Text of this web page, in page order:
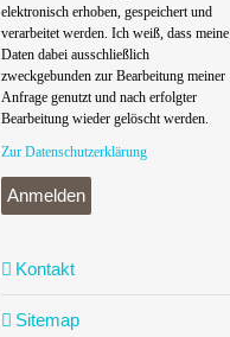
elektronisch erhoben, gespeichert und
verarbeitet werden. Ich weiß, dass meine
Daten dabei ausschließlich
zweckgebunden zur Bearbeitung meiner
Anfrage genutzt und nach erfolgter
Bearbeitung wieder gelöscht werden.
Zur Datenschutzerklärung
Anmelden
Kontakt
Sitemap